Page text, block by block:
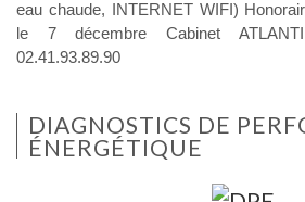
eau chaude, INTERNET WIFI)
le 7 décembre Cabinet
02.41.93.89.90
DIAGNOSTICS DE
ÉNERGÉTIQUE